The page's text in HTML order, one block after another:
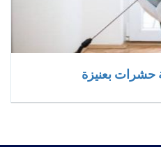
بعنيزة